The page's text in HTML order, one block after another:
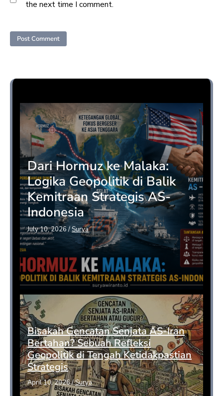
the next time I comment.
Dari Hormuz ke Malaka:
Logika Geopolitik di Balik
Kemitraan Strategis AS-
Indonesia
July 10, 2026 /Surya
Bisakah Gencatan Senjata AS-Iran
Bertahan? Sebuah Refleksi
Geopolitik di Tengah Ketidakpastian
Strategis
April 10, 2026/Surya